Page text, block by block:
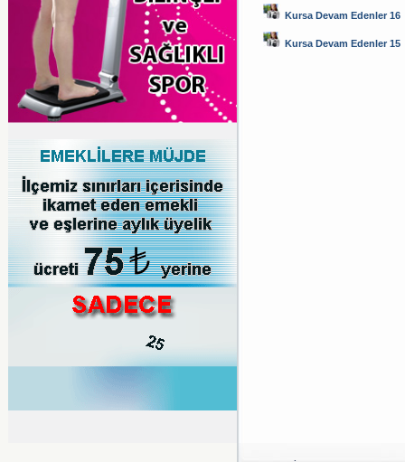
Kursa Devam Edenler 16
Kursa Devam Edenler 15